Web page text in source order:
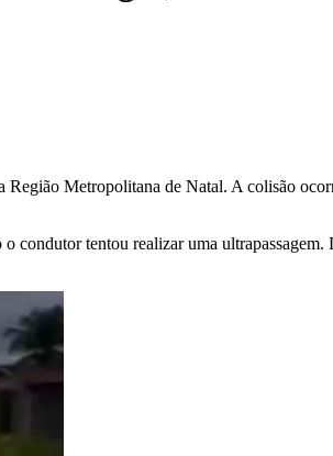
Metropolitana de Natal. A colisão
condutor tentou realizar uma